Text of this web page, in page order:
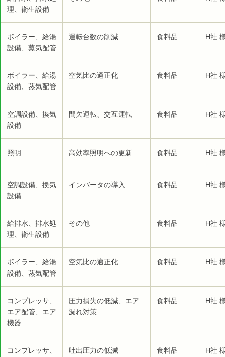
理、衛生設備
ボイラー、給湯
設備、蒸気配管
運転台数の削減 食料品 H社
ボイラー、給湯
設備、蒸気配管
空気比の適正化 食料品 H社
空調設備、換気
設備
間欠運転、交互運転 食料品 H社
照明 高効率照明への更新 食料品 H社
空調設備、換気
設備
インバータの導入 食料品 H社
給排水、排水処
理、衛生設備
その他 食料品 H社
ボイラー、給湯
設備、蒸気配管
空気比の適正化 食料品 H社
コンプレッサ、
エア配管、エア
機器
圧力損失の低減、エア
漏れ対策
食料品 H社
コンプレッサ、
吐出圧力の低減 食料品 H社